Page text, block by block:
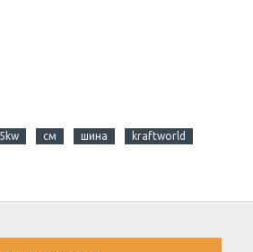
5kw см шина kraftworld